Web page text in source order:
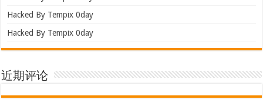
Hacked By Tempix 0day
Hacked By Tempix 0day
近期评论